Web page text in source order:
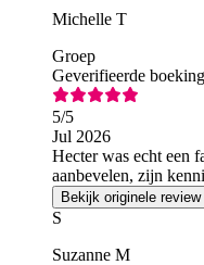
Michelle T
Groep
Geverifieerde boeking
5/5
Jul 2026
Hecter was echt een
aanbevelen, zijn
Bekijk originele
S
Suzanne M